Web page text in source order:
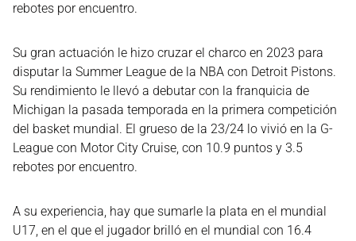
rebotes por encuentro.
Su gran actuación le hizo cruzar el charco en 2023 para
disputar la Summer League de la NBA con Detroit Pistons.
Su rendimiento le llevó a debutar con la franquicia de
Michigan la pasada temporada en la primera competición
del basket mundial. El grueso de la 23/24 lo vivió en la G-
League con Motor City Cruise, con 10.9 puntos y 3.5
rebotes por encuentro.
A su experiencia, hay que sumarle la plata en el mundial
U17, en el que el jugador brilló en el mundial con 16.4